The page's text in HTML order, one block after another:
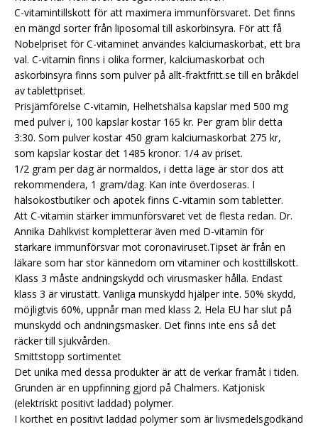
C-vitamintillskott för att maximera immunförsvaret. Det finns
en mängd sorter från liposomal till askorbinsyra. För att få
Nobelpriset för C-vitaminet användes kalciumaskorbat, ett bra
val. C-vitamin finns i olika former, kalciumaskorbat och
askorbinsyra finns som pulver på allt-fraktfritt.se till en bråkdel
av tablettpriset.
Prisjämförelse C-vitamin, Helhetshälsa kapslar med 500 mg
med pulver i, 100 kapslar kostar 165 kr. Per gram blir detta
3:30. Som pulver kostar 450 gram kalciumaskorbat 275 kr,
som kapslar kostar det 1485 kronor. 1/4 av priset.
1/2 gram per dag är normaldos, i detta läge är stor dos att
rekommendera, 1 gram/dag. Kan inte överdoseras. I
hälsokostbutiker och apotek finns C-vitamin som tabletter.
Att C-vitamin stärker immunförsvaret vet de flesta redan. Dr.
Annika Dahlkvist kompletterar även med D-vitamin för
starkare immunförsvar mot coronaviruset.Tipset är från en
läkare som har stor kännedom om vitaminer och kosttillskott.
Klass 3 måste andningskydd och virusmasker hålla. Endast
klass 3 är virustätt. Vanliga munskydd hjälper inte. 50% skydd,
möjligtvis 60%, uppnår man med klass 2. Hela EU har slut på
munskydd och andningsmasker. Det finns inte ens så det
räcker till sjukvården.
Smittstopp sortimentet
Det unika med dessa produkter är att de verkar framåt i tiden.
Grunden är en uppfinning gjord på Chalmers. Katjonisk
(elektriskt positivt laddad) polymer.
I korthet en positivt laddad polymer som är livsmedelsgodkänd